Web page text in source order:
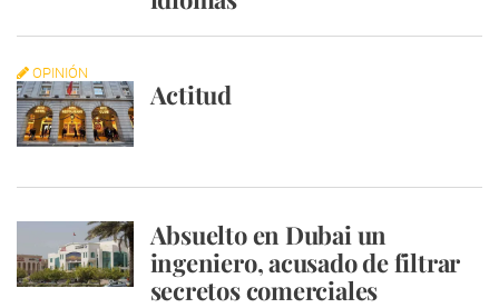
OPINIÓN
Actitud
Absuelto en Dubai un
ingeniero, acusado de filtrar
secretos comerciales